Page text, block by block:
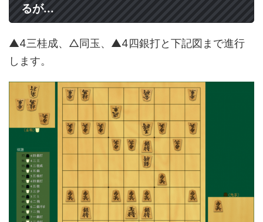
るが...
▲4三桂成、△同玉、▲4四銀打と下記図まで進行
します。